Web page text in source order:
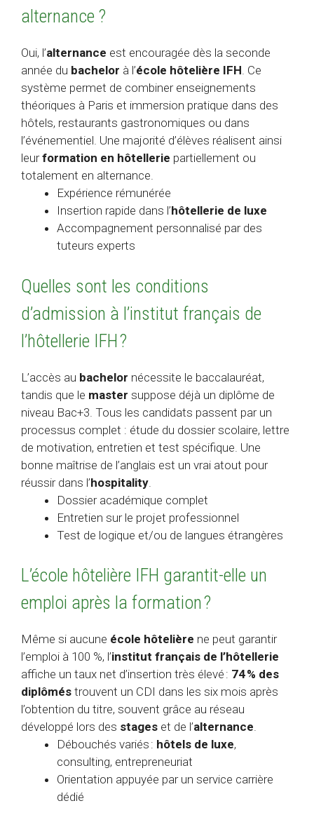
alternance ?
Oui, l’alternance est encouragée dès la seconde
année du bachelor à l’école hôtelière IFH. Ce
système permet de combiner enseignements
théoriques à Paris et immersion pratique dans des
hôtels, restaurants gastronomiques ou dans
l’événementiel. Une majorité d’élèves réalisent ainsi
leurformation en hôtellerie partiellement ou
totalement en alternance.
Expérience rémunérée
Insertion rapide dans l’hôtellerie de luxe
Accompagnement personnalisé par des
tuteurs experts
Quelles sont les conditions
d’admission à l’institut français de
l’hôtellerie IFH ?
L’accès au bachelor nécessite le baccalauréat,
tandis que le master suppose déjà un diplôme de
niveau Bac+3. Tous les candidats passent par un
processus complet : étude du dossier scolaire, lettre
de motivation, entretien et test spécifique. Une
bonne maîtrise de l’anglais est un vrai atout pour
réussir dans l’hospitality
Dossier académique complet
Entretien sur le projet professionnel
Test de logique et/ou de langues étrangères
L’école hôtelière IFH garantit-elle un
emploi après la formation ?
Même si aucune école hôtelière ne peut garantir
l’emploi à 100 %, l’institut français de l’hôtellerie
affiche un taux net d’insertion très élevé : 74 % des
diplômés trouvent un CDI dans les six mois après
l’obtention du titre, souvent grâce au réseau
développé lors des stages et de l’alternance.
Débouchés variés : hôtels de luxe,
consulting, entrepreneuriat
Orientation appuyée par un service carrière
dédié